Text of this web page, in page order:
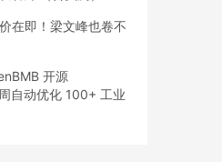
在即！梁文峰也卷不
开源
自动优化 100+ 工业